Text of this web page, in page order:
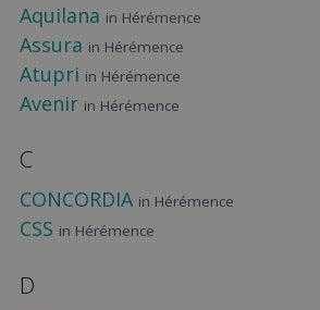
Aquilana in Hérémence
Assura in Hérémence
Atupri in Hérémence
Avenir in Hérémence
C
CONCORDIA in Hérémence
CSS in Hérémence
D